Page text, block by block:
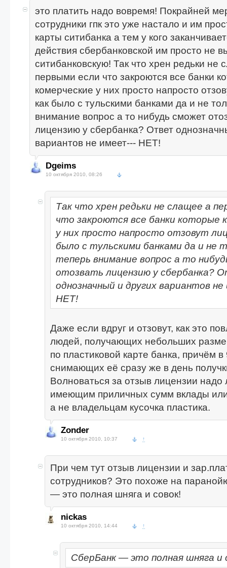
это платить надо вовремя! Покрайней
сотрудники гпк это уже настало и им
карты ситибанка а тем у кого
действия сбербанковской им просто не
ситибанковскую! Так что хрен редьки не
первыми если что закроются все банки
комерческие у них просто напросто
как было с тульскими банками да и не
внимание вопрос а то нибудь сможет
лицензию у сбербанка? Ответ
вариантов не имеет--- НЕТ!
Dgeims
10 октября 2010, 08:26
Так что хрен редьки не слащее а
что закроются все банки которые
у них просто напросто отзовут
было с тульскими банками да и не
теперь внимание вопрос а то
отозвать лицензию у сбербанка?
однозначный и других вариантов
НЕТ!
Даже если вдруг и отзовут, как это
людей, получающих небольших
по пластиковой карте банка, причём
снимающих её сразу же в день
Волноваться за отзыв лицензии
имеющим приличных сумм вклады
а не владельцам кусочка пластика.
Zonder
10 октября 2010, 10:37 ↑
При чем тут отзыв лицензии и
сотрудников? Это похоже на
— это полная шняга и совок!
nickas
10 октября 2010, 14:44 ↑
СберБанк — это полная шняга и